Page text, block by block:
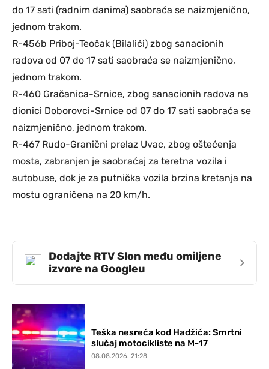
do 17 sati (radnim danima) saobraća se naizmjenično,
jednom trakom.
R-456b Priboj-Teočak (Bilalići) zbog sanacionih
radova od 07 do 17 sati saobraća se naizmjenično,
jednom trakom.
R-460 Gračanica-Srnice, zbog sanacionih radova na
dionici Doborovci-Srnice od 07 do 17 sati saobraća se
naizmjenično, jednom trakom.
R-467 Rudo-Granični prelaz Uvac, zbog oštećenja
mosta, zabranjen je saobraćaj za teretna vozila i
autobuse, dok je za putnička vozila brzina kretanja na
mostu ograničena na 20 km/h.
Dodajte RTV Slon među omiljene
izvore na Googleu
›
Teška nesreća kod Hadžića: Smrtni
slučaj motocikliste na M-17
08.08.2026. 21:28